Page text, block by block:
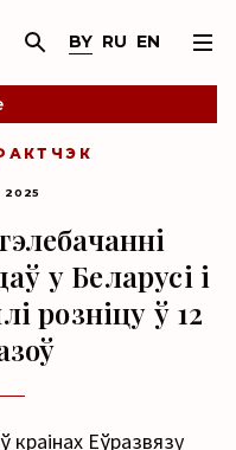
BY RU EN
2025
у Беларусі і
розніцу ў 12
краінах Еўразвязу